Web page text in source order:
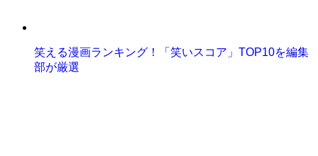
笑える漫画ランキング！「笑いスコア」TOP10を編集
部が厳選